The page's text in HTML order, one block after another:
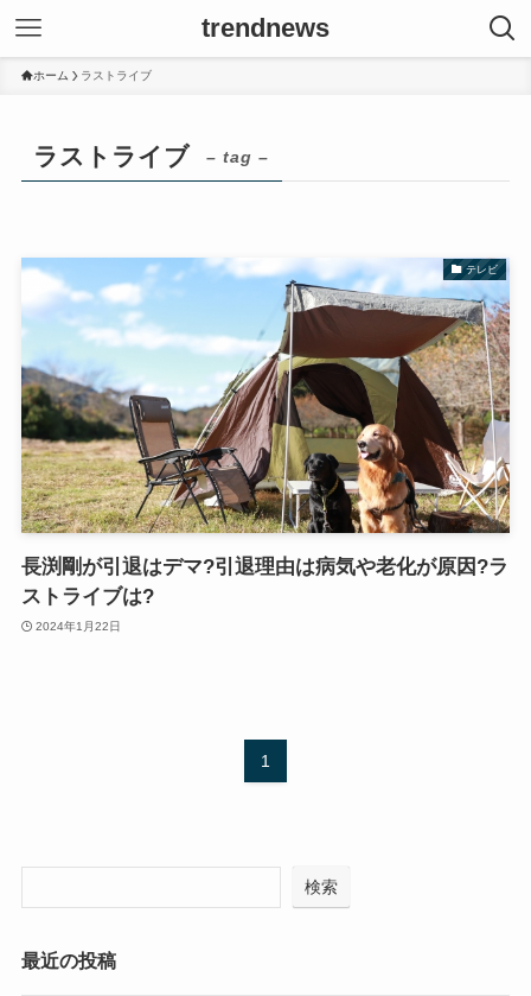
trendnews
ホーム ラストライブ
ラストライブ – tag –
テレビ
長渕剛が引退はデマ?引退理由は病気や老化が原因?ラ
ストライブは?
2024年1月22日
1
検索
最近の投稿